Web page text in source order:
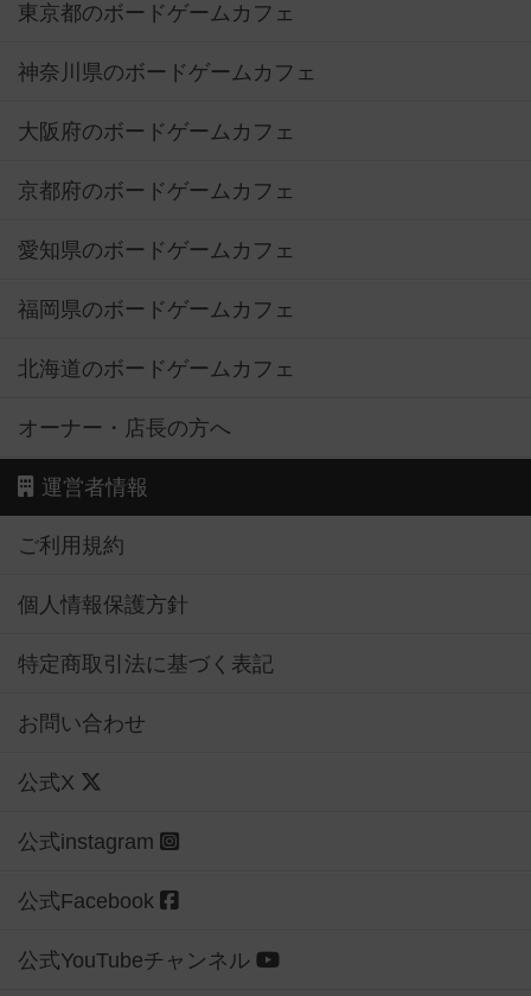
東京都のボードゲームカフェ
神奈川県のボードゲームカフェ
大阪府のボードゲームカフェ
京都府のボードゲームカフェ
愛知県のボードゲームカフェ
福岡県のボードゲームカフェ
北海道のボードゲームカフェ
オーナー・店長の方へ
運営者情報
ご利用規約
個人情報保護方針
特定商取引法に基づく表記
お問い合わせ
公式X
公式instagram
公式Facebook
公式YouTubeチャンネル